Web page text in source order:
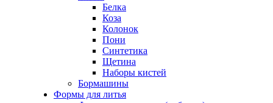
Белка
Коза
Колонок
Пони
Синтетика
Щетина
Наборы кистей
Бормашины
Формы для литья